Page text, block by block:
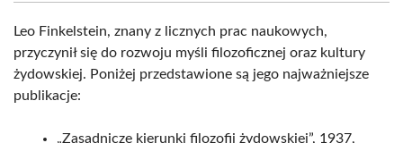
Leo Finkelstein, znany z licznych prac naukowych,
przyczynił się do rozwoju myśli filozoficznej oraz kultury
żydowskiej. Poniżej przedstawione są jego najważniejsze
publikacje:
„Zasadnicze kierunki filozofii żydowskiej”, 1937,